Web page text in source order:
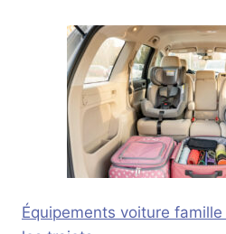
Équipements voiture